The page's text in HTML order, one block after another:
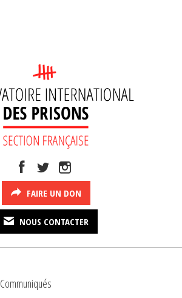
FAIRE UN DON
NOUS CONTACTER
Communiqués